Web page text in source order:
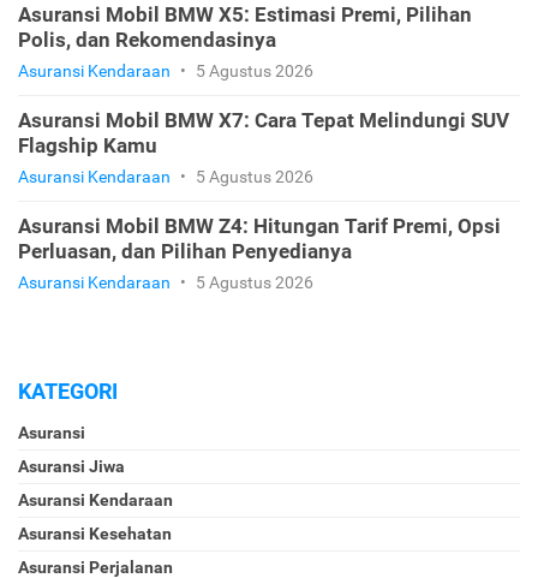
Asuransi Mobil BMW X5: Estimasi Premi, Pilihan
Polis, dan Rekomendasinya
Asuransi Kendaraan • 5 Agustus 2026
Asuransi Mobil BMW X7: Cara Tepat Melindungi SUV
Flagship Kamu
Asuransi Kendaraan • 5 Agustus 2026
Asuransi Mobil BMW Z4: Hitungan Tarif Premi, Opsi
Perluasan, dan Pilihan Penyedianya
Asuransi Kendaraan • 5 Agustus 2026
KATEGORI
Asuransi
Asuransi Jiwa
Asuransi Kendaraan
Asuransi Kesehatan
Asuransi Perjalanan